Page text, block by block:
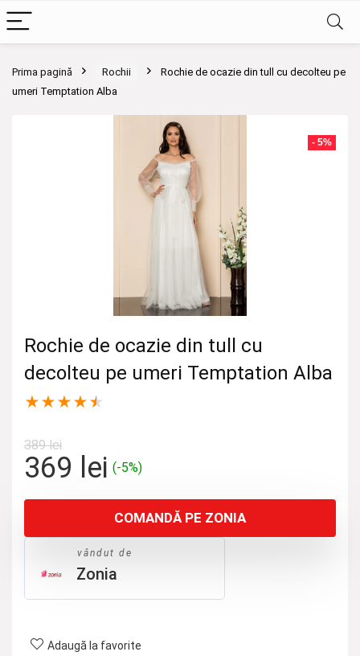
Prima pagină Rochii
Rochie de ocazie din tull cu decolteu pe
umeri Temptation Alba
- 5%
Rochie de ocazie din tull cu
decolteu pe umeri Temptation Alba
★★★★★
389lei
Prețul
a
fost:
389 lei.
369 leiPrețul
este:
369 lei.
(-5%)
COMANDĂ PE ZONIA
vândut de
Zonia
Adaugă la favorite